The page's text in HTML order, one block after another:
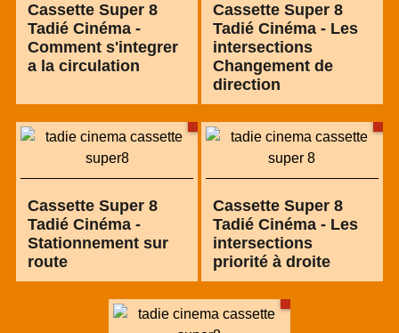
Cassette Super 8
Tadié Cinéma -
Comment s'integrer
a la circulation
Cassette Super 8
Tadié Cinéma - Les
intersections
Changement de
direction
Cassette Super 8
Tadié Cinéma -
Stationnement sur
route
Cassette Super 8
Tadié Cinéma - Les
intersections
priorité à droite